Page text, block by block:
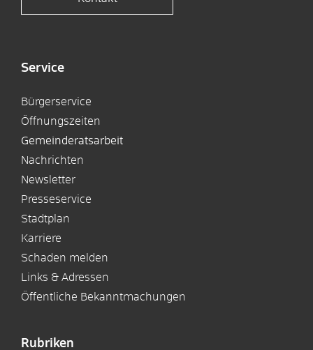
Service
Bürgerservice
Öffnungszeiten
Gemeinderatsarbeit
Nachrichten
Newsletter
Presseservice
Stadtplan
Karriere
Schaden melden
Links & Adressen
Öffentliche Bekanntmachungen
Rubriken